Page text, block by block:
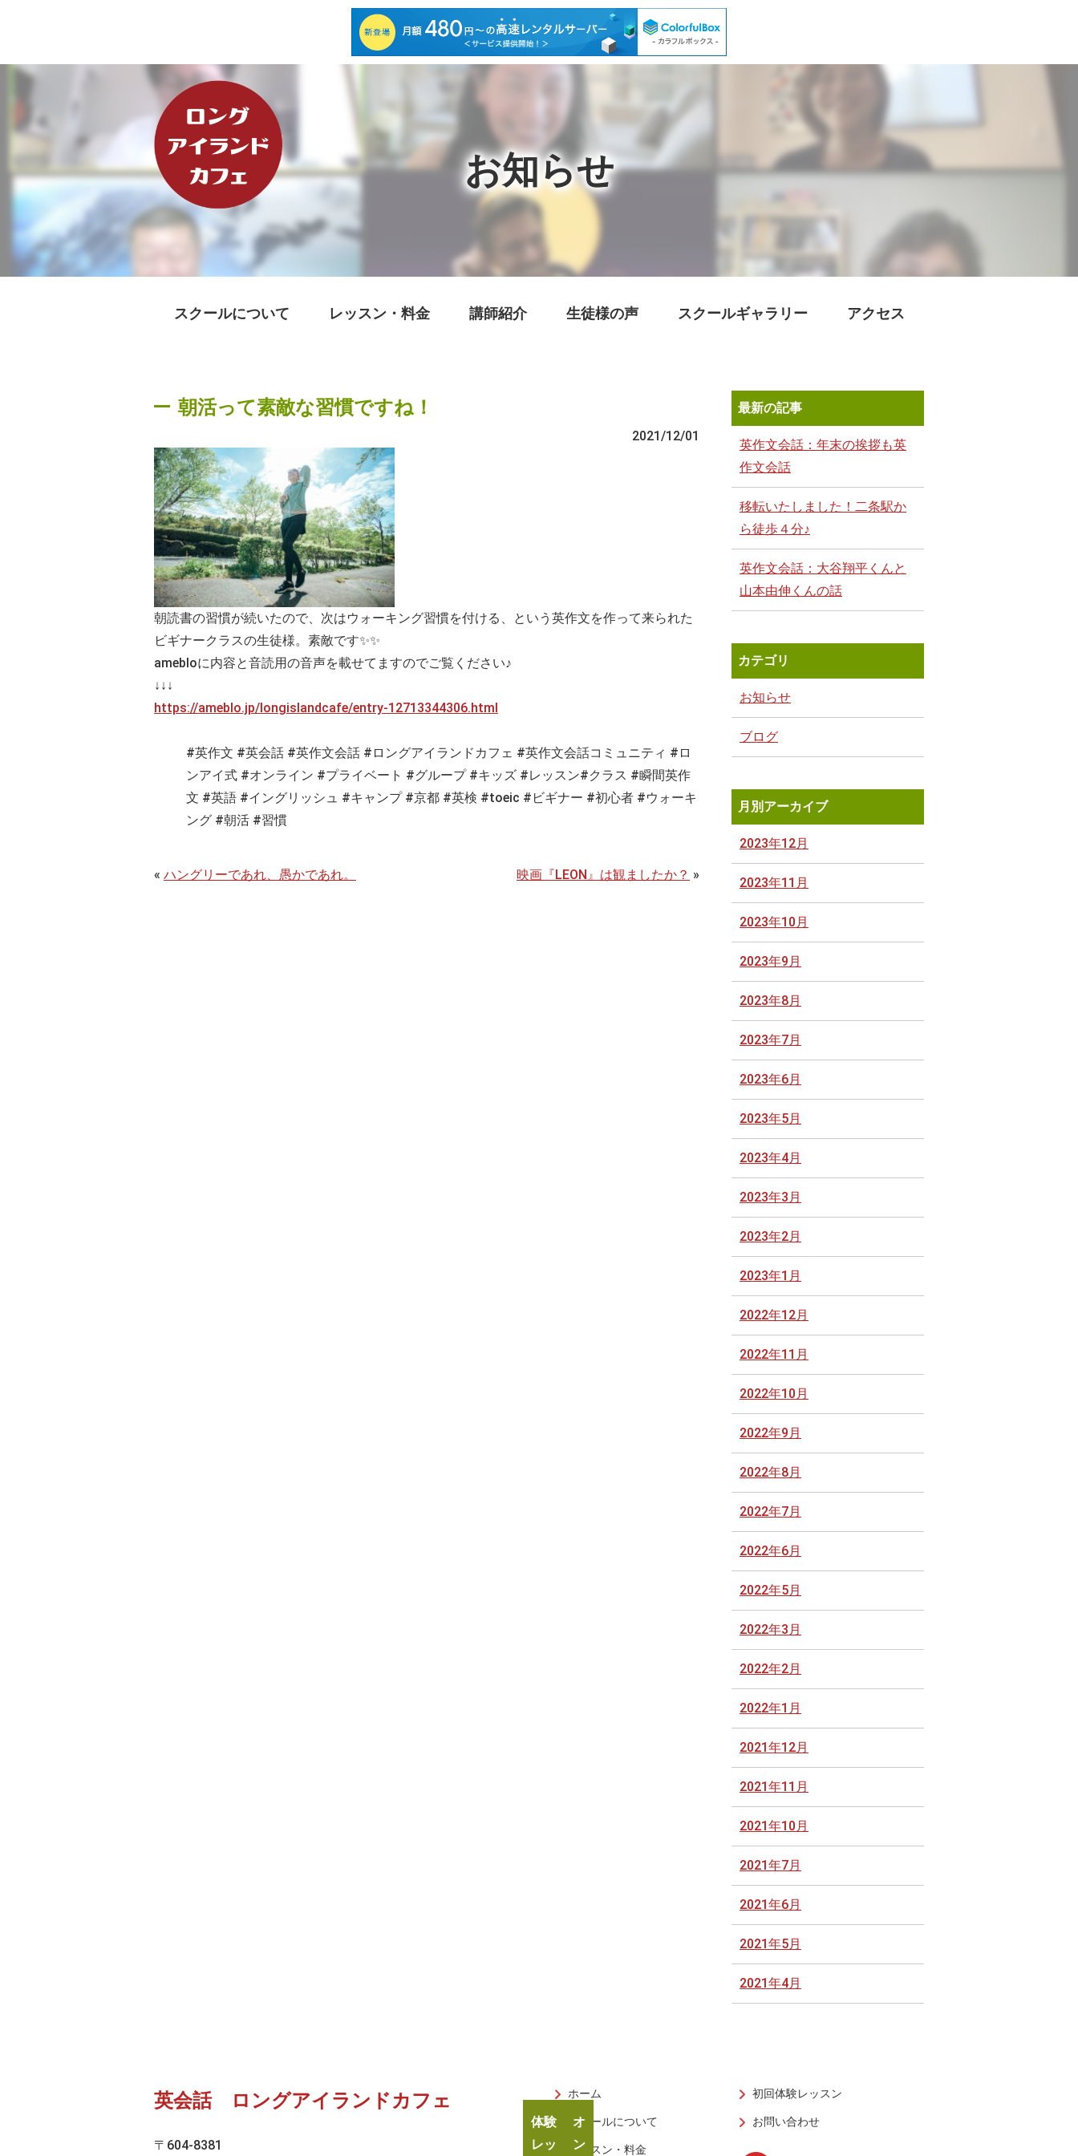
お知らせ
スクールについて レッスン・料金 講師紹介 生徒様の声 スクールギャラリー アクセス
朝活って素敵な習慣ですね！
2021/12/01
朝読書の習慣が続いたので、次はウォーキング習慣を付ける、という英作文を作って来られた
ビギナークラスの生徒様。素敵です✨✨
amebloに内容と音読用の音声を載せてますのでご覧ください♪
↓↓↓
https://ameblo.jp/longislandcafe/entry-12713344306.html
#英作文 #英会話 #英作文会話 # ロングアイランドカフェ #英作文会話コミュニティ # ロ
ンアイ式 #オンライン #プライベート #グループ#キッズ #レッスン#クラス #瞬間英作
文 #英語 #イングリッシュ #キャンプ#京都 #英検 #toeic #ビギナー #初心者 #ウォーキ
ング #朝活 #習慣
« ハングリーであれ、愚かであれ。 映画『LEON』は観ましたか？ »
最新の記事
英作文会話：年末の挨拶も英
作文会話
移転いたしました！二条駅か
ら徒歩４分♪
英作文会話：大谷翔平くんと
山本由伸くんの話
カテゴリ
お知らせ
ブログ
月別アーカイブ
2023年12月
2023年11月
2023年10月
2023年9月
2023年8月
2023年7月
2023年6月
2023年5月
2023年4月
2023年3月
2023年2月
2023年1月
2022年12月
2022年11月
2022年10月
2022年9月
2022年8月
2022年7月
2022年6月
2022年5月
2022年3月
2022年2月
2022年1月
2021年12月
2021年11月
2021年10月
2021年7月
2021年6月
2021年5月
2021年4月
英会話 ロングアイランドカフェ
〒604-8381
ホーム
スクールについて
レッスン・料金
初回体験レッスン
お問い合わせ
体験
レッ
オ
ン